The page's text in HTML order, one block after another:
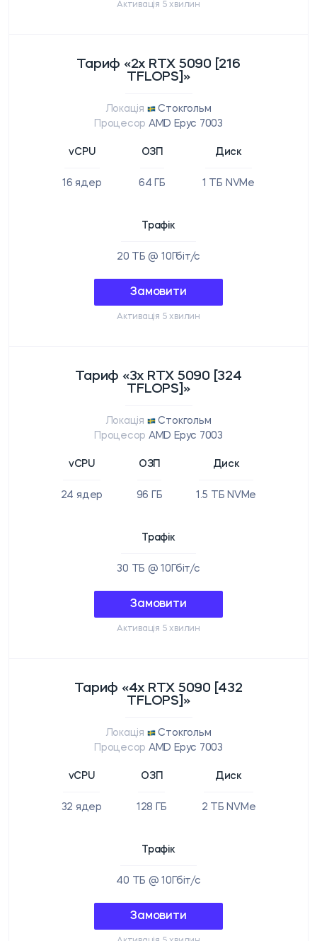
Активація 5 хвилин
Тариф «2x RTX 5090 [216
TFLOPS]»
Локація
Стокгольм
Процесор AMD Epyc 7003
vCPU
16 ядер
ОЗП
64 ГБ
Диск
1 ТБ NVMe
Трафік
20 ТБ @ 10Гбіт/с
Замовити
Активація 5 хвилин
Тариф «3x RTX 5090 [324
TFLOPS]»
Локація
Стокгольм
Процесор AMD Epyc 7003
vCPU
24 ядер
ОЗП
96 ГБ
Диск
1.5 ТБ NVMe
Трафік
30 ТБ @ 10Гбіт/с
Замовити
Активація 5 хвилин
Тариф «4x RTX 5090 [432
TFLOPS]»
Локація
Стокгольм
Процесор AMD Epyc 7003
vCPU
32 ядер
ОЗП
128 ГБ
Диск
2 ТБ NVMe
Трафік
40 ТБ @ 10Гбіт/с
Замовити